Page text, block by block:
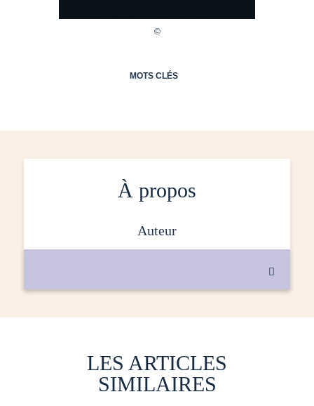
MOTS CLÉS
À propos
auteur

LES ARTICLES
SIMILAIRES